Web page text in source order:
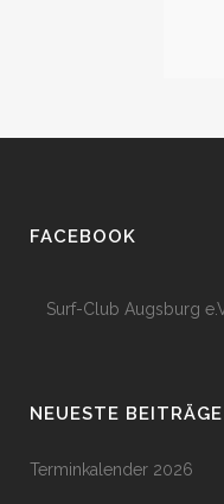
FACEBOOK
Surf-Club Augsburg
NEUESTE BEITRÄGE
Terminkalender 2026